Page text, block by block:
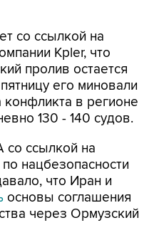
со ссылкой на
Kpler, что
пролив остается
его миновали
в регионе
130 - 140 судов.
со ссылкой на
нацбезопасности
что Иран и
основы соглашения
через Ормузский